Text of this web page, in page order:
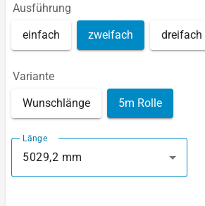
Ausführung
einfach zweifach dreifach
Variante
Wunschlänge 5m Rolle
Länge
5029,2 mm